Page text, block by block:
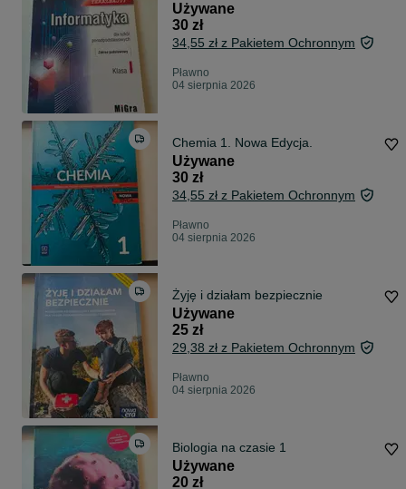
Używane
30 zł
34,55 zł z Pakietem Ochronnym
Pławno
04 sierpnia 2026
Chemia 1. Nowa Edycja.
Używane
30 zł
34,55 zł z Pakietem Ochronnym
Pławno
04 sierpnia 2026
Żyję i działam bezpiecznie
Używane
25 zł
29,38 zł z Pakietem Ochronnym
Pławno
04 sierpnia 2026
Biologia na czasie 1
Używane
20 zł